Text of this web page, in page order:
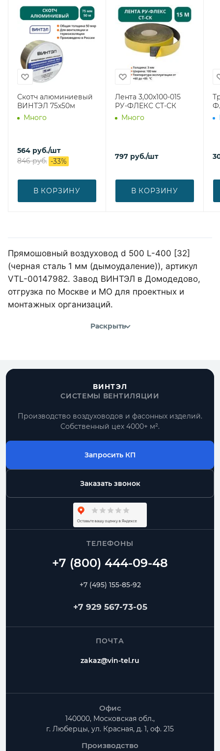
Скотч алюминиевый
ВИНТЭЛ 75х50м
Много
564 руб./шт
846руб. -33%
В КОРЗИНУ
Лента 3,00х100-015
РУ-ФЛЕКС СТ-СК
Много
797 руб./шт
В КОРЗИНУ
Прямошовный воздуховод d 500 L-400 [32]
(черная сталь 1 мм (дымоудаление)), артикул
VTL-00147982. Завод ВИНТЭЛ в Домодедово,
отгрузка по Москве и МО для проектных и
монтажных организаций.
Раскрыть
ВИНТЭЛ
СИСТЕМЫ ВЕНТИЛЯЦИИ
Производство воздуховодов и фасонных изделий.
Собственный цех 4000+ м².
Запросить КП
Заказать звонок
ТЕЛЕФОНЫ
+7 (495) 155-85-92
+7 929 567-73-05
ПОЧТА
zakaz@vin-tel.ru
Офис
140000, Московская обл.,
г. Люберцы, ул. Красная, д. 1, оф. 215
Производство